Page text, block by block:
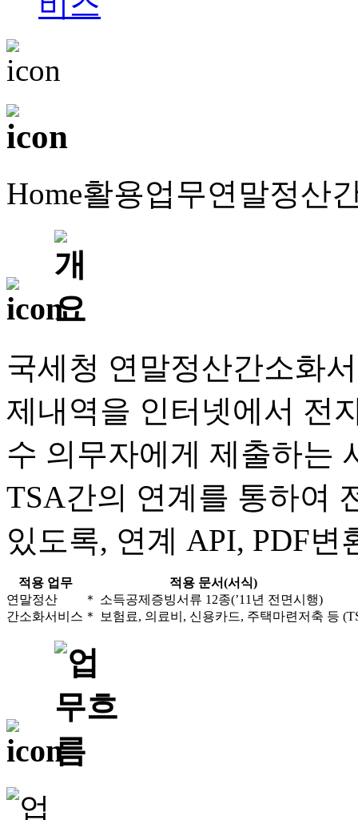
Home활용업무연말정산
국세청 연말정산간소화
제내역을 인터넷에서 전
수 의무자에게 제출하는
TSA간의 연계를 통하여
있도록, 연계 API, PDF
적용 업무
적용 문서(서식)
연말정산
간소화서비스
＊ 소득공제증빙서류 12종(’11년 전면시행)
＊ 보험료, 의료비, 신용카드, 주택마련저축 등